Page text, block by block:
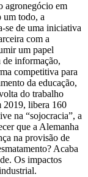
agronegócio em
um todo, a
se de uma iniciativa
com a
um papel
informação,
competitiva para
da educação,
do trabalho
2019, libera 160
na “sojocracia”, a
que a Alemanha
na provisão de
Acaba
Os impactos